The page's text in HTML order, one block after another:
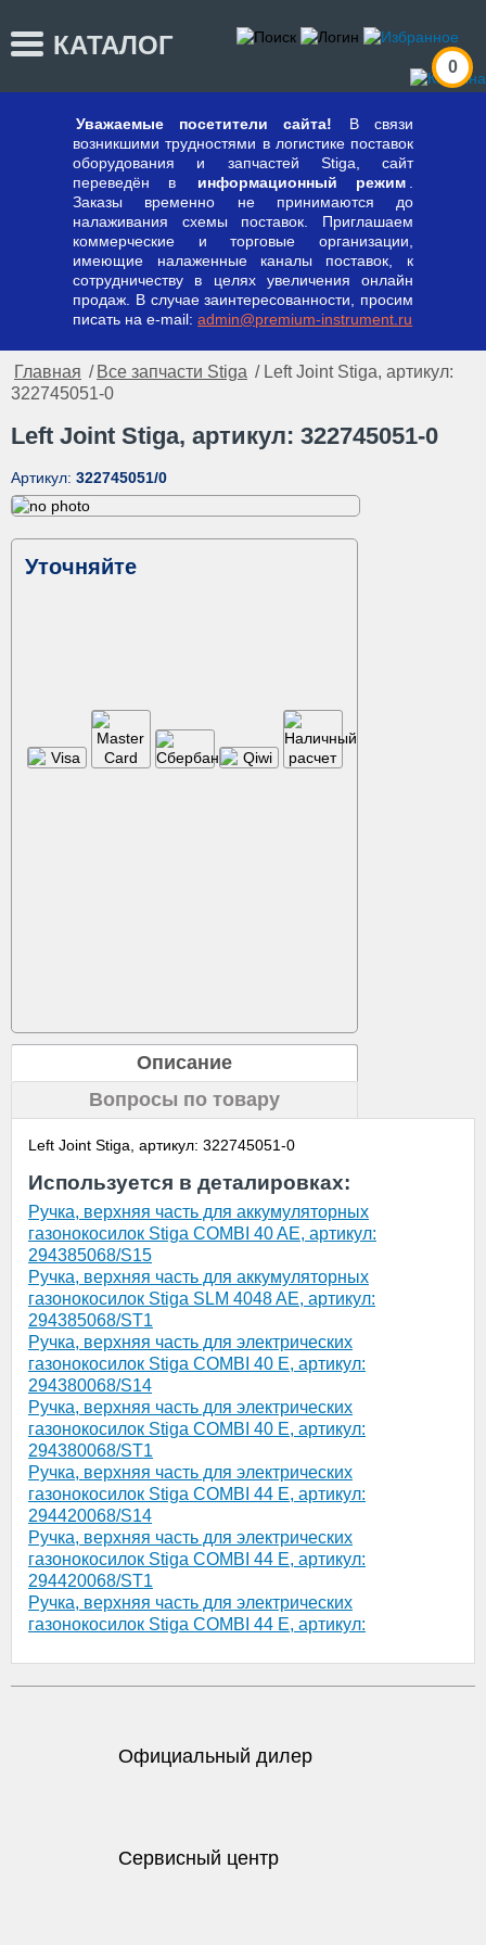
КАТАЛОГ
0
Уважаемые посетители сайта!
В связи
возникшими трудностями в логистике поставок
оборудования и запчастей Stiga, сайт
переведён в
информационный режим
Заказы временно не принимаются до
налаживания схемы поставок. Приглашаем
коммерческие и торговые организации,
имеющие налаженные каналы поставок, к
сотрудничеству в целях увеличения онлайн
продаж. В случае заинтересованности, просим
писать на e-mail:admin@premium-instrument.ru
Главная / Все запчасти Stiga / Left Joint Stiga, артикул:
322745051-0
Left Joint Stiga, артикул: 322745051-0
Артикул: 322745051/0
Уточняйте
Описание
Вопросы по товару
Left Joint Stiga, артикул: 322745051-0
Используется в деталировках:
Ручка, верхняя часть для аккумуляторных
газонокосилок Stiga COMBI 40 AE, артикул:
294385068/S15
Ручка, верхняя часть для аккумуляторных
газонокосилок Stiga SLM 4048 AE, артикул:
294385068/ST1
Ручка, верхняя часть для электрических
газонокосилок Stiga COMBI 40 E, артикул:
294380068/S14
Ручка, верхняя часть для электрических
газонокосилок Stiga COMBI 40 E, артикул:
294380068/ST1
Ручка, верхняя часть для электрических
газонокосилок Stiga COMBI 44 E, артикул:
294420068/S14
Ручка, верхняя часть для электрических
газонокосилок Stiga COMBI 44 E, артикул:
294420068/ST1
Ручка, верхняя часть для электрических
газонокосилок Stiga COMBI 44 E, артикул:
Официальный дилер
Сервисный центр